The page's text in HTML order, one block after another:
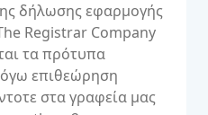
δήλωσης εφαρμογής
Registrar Company
τα πρότυπα
επιθεώρηση
στα γραφεία μας